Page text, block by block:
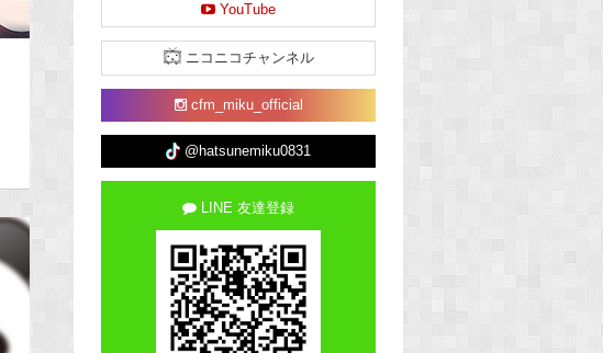
YouTube
ニコニコチャンネル
cfm_miku_official
@hatsunemiku0831
LINE 友達登録